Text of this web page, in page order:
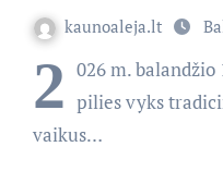
kaunoaleja.lt
2 026 m. balandžio
pilies vyks
vaikus…